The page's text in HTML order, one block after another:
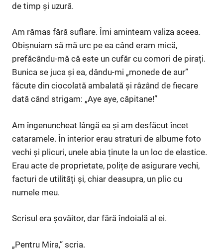
de timp și uzură.
Am rămas fără suflare. Îmi aminteam valiza aceea.
Obișnuiam să mă urc pe ea când eram mică,
prefăcându-mă că este un cufăr cu comori de pirați.
Bunica se juca și ea, dându-mi „monede de aur”
făcute din ciocolată ambalată și râzând de fiecare
dată când strigam: „Aye aye, căpitane!”
Am îngenuncheat lângă ea și am desfăcut încet
cataramele. În interior erau straturi de albume foto
vechi și plicuri, unele abia ținute la un loc de elastice.
Erau acte de proprietate, polițe de asigurare vechi,
facturi de utilități și, chiar deasupra, un plic cu
numele meu.
Scrisul era șovăitor, dar fără îndoială al ei.
„Pentru Mira,” scria.